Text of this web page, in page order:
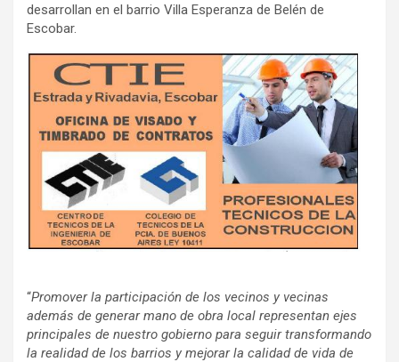
desarrollan en el barrio Villa Esperanza de Belén de
Escobar.
“Promover la participación de los vecinos y vecinas
además de generar mano de obra local representan ejes
principales de nuestro gobierno para seguir transformando
la realidad de los barrios y mejorar la calidad de vida de